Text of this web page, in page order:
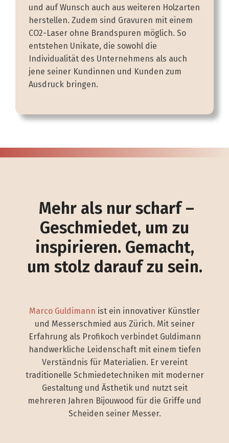
und auf Wunsch auch aus weiteren Holzarten
herstellen. Zudem sind Gravuren mit einem
CO2-Laser ohne Brandspuren möglich. So
entstehen Unikate, die sowohl die
Individualität des Unternehmens als auch
jene seiner Kundinnen und Kunden zum
Ausdruck bringen.
Mehr als nur scharf –
Geschmiedet, um zu
inspirieren. Gemacht,
um stolz darauf zu sein.
Marco Guldimann ist ein innovativer Künstler
und Messerschmied aus Zürich. Mit seiner
Erfahrung als Profikoch verbindet Guldimann
handwerkliche Leidenschaft mit einem tiefen
Verständnis für Materialien. Er vereint
traditionelle Schmiedetechniken mit moderner
Gestaltung und Ästhetik und nutzt seit
mehreren Jahren Bijouwood für die Griffe und
Scheiden seiner Messer.